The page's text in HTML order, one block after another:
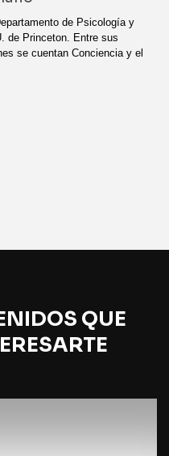
de Psicología y
de Princeton. Entre sus
se cuentan Conciencia y el
QUE